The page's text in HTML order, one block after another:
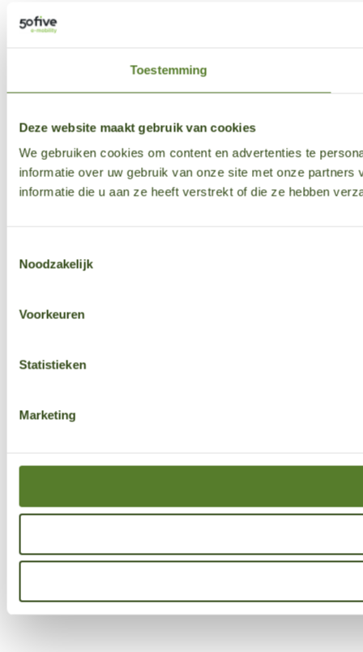
Toestemming
Deze website maakt gebruik van cookies
We gebruiken cookies om content en advertenties te
informatie over uw gebruik van onze site met onze
informatie die u aan ze heeft verstrekt of die ze hebben
Noodzakelijk
Voorkeuren
Statistieken
Marketing